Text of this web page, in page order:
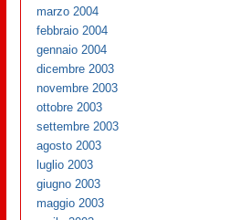
marzo 2004
febbraio 2004
gennaio 2004
dicembre 2003
novembre 2003
ottobre 2003
settembre 2003
agosto 2003
luglio 2003
giugno 2003
maggio 2003